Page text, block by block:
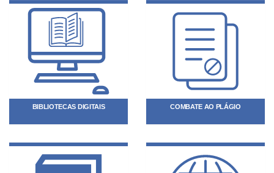
BIBLIOTECAS DIGITAIS COMBATE AO PLÁGIO